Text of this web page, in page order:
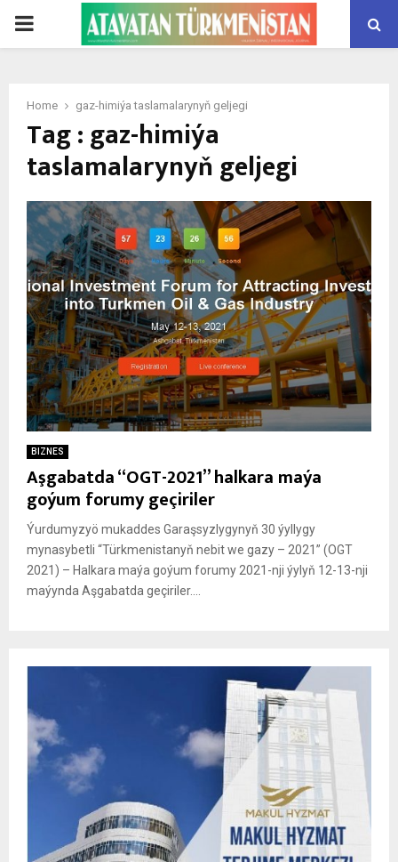
PRIMARY
Home gaz-himiýa taslamalarynyň geljegi
Tag : gaz-himiýa
taslamalarynyň geljegi
BIZNES
Aşgabatda “OGT-2021” halkara maýa
goýum forumy geçiriler
Ýurdumyzyö mukaddes Garaşsyzlygynyň 30 ýyllygy
mynasybetli “Türkmenistanyň nebit we gazy – 2021” (OGT
2021) – Halkara maýa goýum forumy 2021-nji ýylyň 12-13-nji
maýynda Aşgabatda geçiriler....